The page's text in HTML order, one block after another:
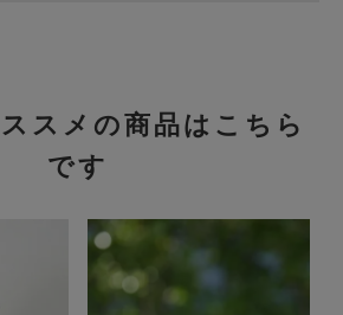
スメの商品はこちら
です